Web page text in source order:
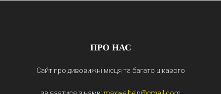
ПРО НАС
Сайт про дивовижні місця та багато цікавого